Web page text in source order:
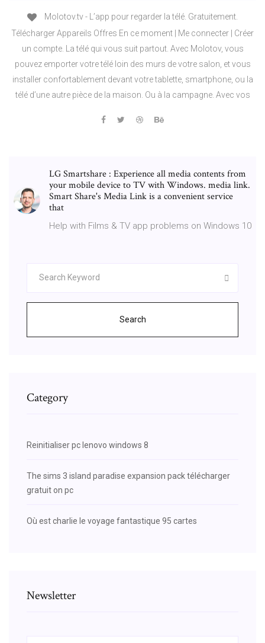
Molotov.tv - L’app pour regarder la télé. Gratuitement.
Télécharger Appareils Offres En ce moment | Me connecter | Créer
un compte. La télé qui vous suit partout. Avec Molotov, vous
pouvez emporter votre télé loin des murs de votre salon, et vous
installer confortablement devant votre tablette, smartphone, ou la
télé d’une autre pièce de la maison. Ou à la campagne. Avec vos
LG Smartshare : Experience all media contents from
your mobile device to TV with Windows. media link.
Smart Share's Media Link is a convenient service
that
Help with Films & TV app problems on Windows 10
Search
Category
Reinitialiser pc lenovo windows 8
The sims 3 island paradise expansion pack télécharger
gratuit on pc
Où est charlie le voyage fantastique 95 cartes
Newsletter